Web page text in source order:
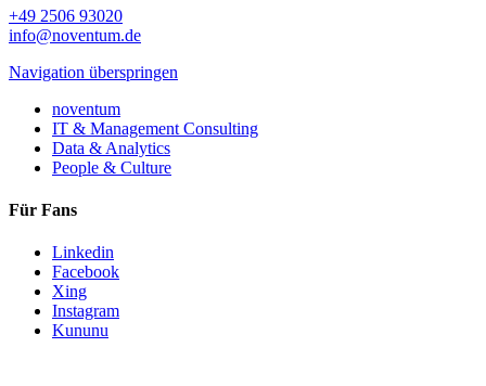
+49 2506 93020
info@noventum.de
Navigation überspringen
noventum
IT & Management Consulting
Data & Analytics
People & Culture
Für Fans
Linkedin
Facebook
Xing
Instagram
Kununu